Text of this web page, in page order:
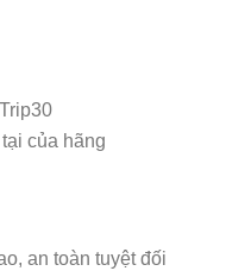
của hãng
an toàn tuyệt đối